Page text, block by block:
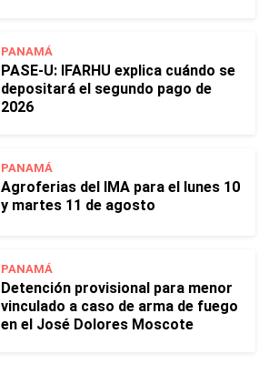
PANAMÁ
PASE-U: IFARHU explica cuándo se
depositará el segundo pago de
2026
PANAMÁ
Agroferias del IMA para el lunes 10
y martes 11 de agosto
PANAMÁ
Detención provisional para menor
vinculado a caso de arma de fuego
en el José Dolores Moscote